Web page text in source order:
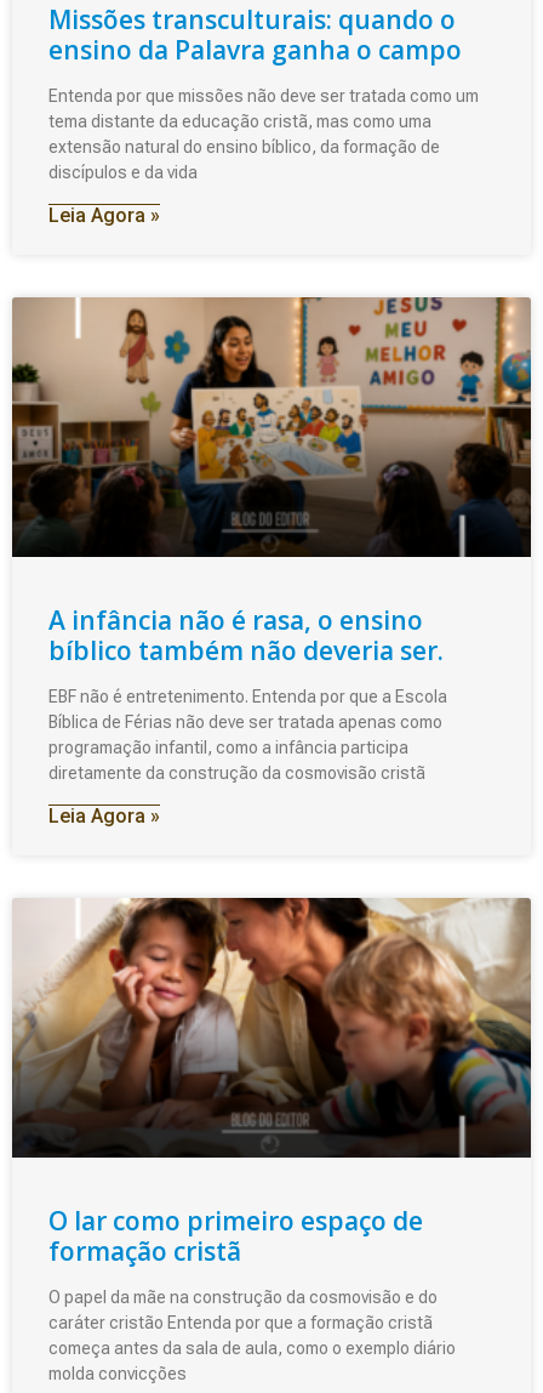
Missões transculturais: quando o
ensino da Palavra ganha o campo
Entenda por que missões não deve ser tratada como um
tema distante da educação cristã, mas como uma
extensão natural do ensino bíblico, da formação de
discípulos e da vida
Leia Agora »
A infância não é rasa, o ensino
bíblico também não deveria ser.
EBF não é entretenimento. Entenda por que a Escola
Bíblica de Férias não deve ser tratada apenas como
programação infantil, como a infância participa
diretamente da construção da cosmovisão cristã
Leia Agora »
O lar como primeiro espaço de
formação cristã
O papel da mãe na construção da cosmovisão e do
caráter cristão Entenda por que a formação cristã
começa antes da sala de aula, como o exemplo diário
molda convicções